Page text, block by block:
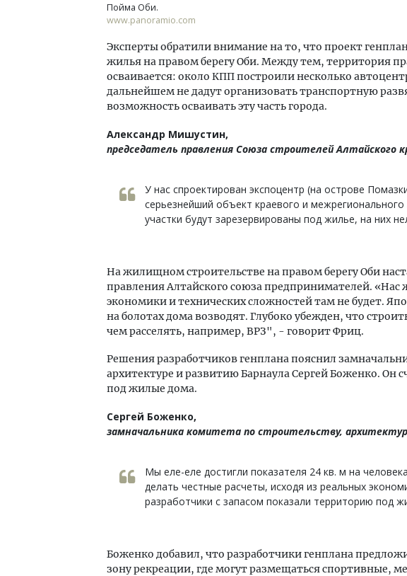
Пойма Оби.
www.panoramio.com
Эксперты обратили внимание на то, что проект
жилья на правом берегу Оби. Между тем, территория
осваивается: около КПП построили несколько
дальнейшем не дадут организовать транспортную
возможность осваивать эту часть города.
Александр Мишустин,
председатель правления Союза строителей Алтайского
У нас спроектирован экспоцентр (на острове
серьезнейший объект краевого и
участки будут зарезервированы под жилье, на них
На жилищном строительстве на правом берегу Оби
правления Алтайского союза предпринимателей.
экономики и технических сложностей там не будет.
на болотах дома возводят. Глубоко убежден, что
чем расселять, например, ВРЗ", - говорит Фриц.
Решения разработчиков генплана пояснил
архитектуре и развитию Барнаула Сергей Боженко. Он
под жилые дома.
Сергей Боженко,
замначальника комитета по строительству,
Мы еле-еле достигли показателя 24 кв. м на
делать честные расчеты, исходя из реальных
разработчики с запасом показали территорию под
Боженко добавил, что разработчики генплана
зону рекреации, где могут размещаться спортивные,